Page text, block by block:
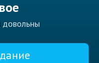
довольны